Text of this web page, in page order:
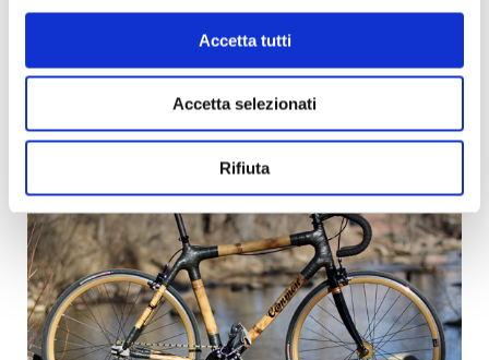
Accetta tutti
Accetta selezionati
Rifiuta
http://www.bioradar.net/bionews/sostenibilita-dal-
ghana-arriva-la-bicicletta-di-bambu/